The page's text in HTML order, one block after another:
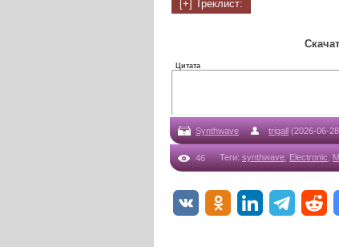
Цитата
Synthwave trigall (2026-06-
46 Теги: synthwave,Electronic,